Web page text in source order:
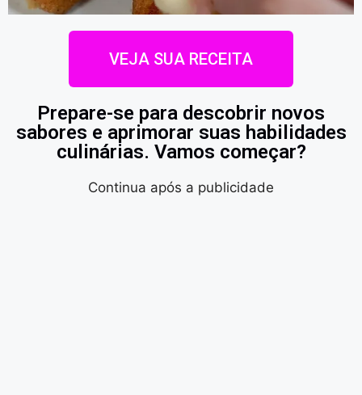
VEJA SUA RECEITA
Prepare-se para descobrir novos
sabores e aprimorar suas habilidades
culinárias. Vamos começar?
Continua após a publicidade